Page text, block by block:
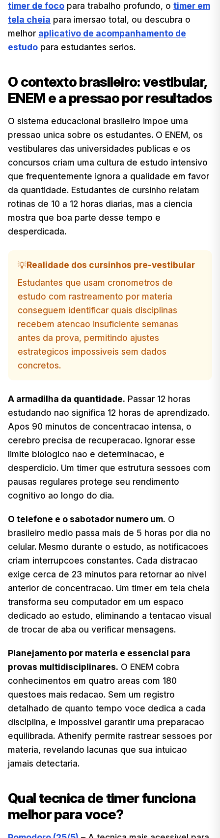
timer de foco para trabalho profundo, o timer em
tela cheia para imersao total, ou descubra o
melhor aplicativo de acompanhamento de
estudo para estudantes serios.
O contexto brasileiro: vestibular,
ENEM e a pressao por resultados
O sistema educacional brasileiro impoe uma
pressao unica sobre os estudantes. O ENEM, os
vestibulares das universidades publicas e os
concursos criam uma cultura de estudo intensivo
que frequentemente ignora a qualidade em favor
da quantidade. Estudantes de cursinho relatam
rotinas de 10 a 12 horas diarias, mas a ciencia
mostra que boa parte desse tempo e
desperdicada.
💡Realidade dos cursinhos pre-vestibular
Estudantes que usam cronometros de
estudo com rastreamento por materia
conseguem identificar quais disciplinas
recebem atencao insuficiente semanas
antes da prova, permitindo ajustes
estrategicos impossiveis sem dados
concretos.
A armadilha da quantidade. Passar 12 horas
estudando nao significa 12 horas de aprendizado.
Apos 90 minutos de concentracao intensa, o
cerebro precisa de recuperacao. Ignorar esse
limite biologico nao e determinacao, e
desperdicio. Um timer que estrutura sessoes com
pausas regulares protege seu rendimento
cognitivo ao longo do dia.
O telefone e o sabotador numero um. O
brasileiro medio passa mais de 5 horas por dia no
celular. Mesmo durante o estudo, as notificacoes
criam interrupcoes constantes. Cada distracao
exige cerca de 23 minutos para retornar ao nivel
anterior de concentracao. Um timer em tela cheia
transforma seu computador em um espaco
dedicado ao estudo, eliminando a tentacao visual
de trocar de aba ou verificar mensagens.
Planejamento por materia e essencial para
provas multidisciplinares. O ENEM cobra
conhecimentos em quatro areas com 180
questoes mais redacao. Sem um registro
detalhado de quanto tempo voce dedica a cada
disciplina, e impossivel garantir uma preparacao
equilibrada. Athenify permite rastrear sessoes por
materia, revelando lacunas que sua intuicao
jamais detectaria.
Qual tecnica de timer funciona
melhor para voce?